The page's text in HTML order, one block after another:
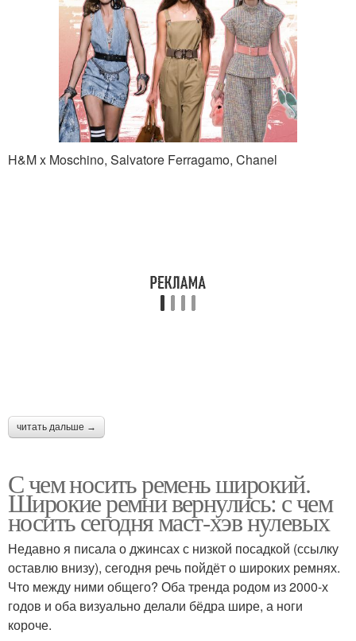
H&M x Moschino, Salvatore Ferragamo, Chanel
читать дальше →
С чем носить ремень широкий.
Широкие ремни вернулись: с чем
носить сегодня маст-хэв нулевых
Недавно я писала о джинсах с низкой посадкой (ссылку
оставлю внизу), сегодня речь пойдёт о широких ремнях.
Что между ними общего? Оба тренда родом из 2000-х
годов и оба визуально делали бёдра шире, а ноги
короче.